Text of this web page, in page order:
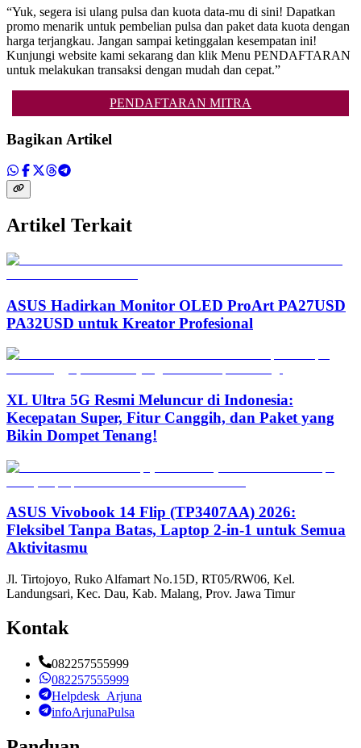
“Yuk, segera isi ulang pulsa dan kuota data-mu di sini! Dapatkan
promo menarik untuk pembelian pulsa dan paket data kuota dengan
harga terjangkau. Jangan sampai ketinggalan kesempatan ini!
Kunjungi website kami sekarang dan klik Menu PENDAFTARAN
untuk melakukan transaksi dengan mudah dan cepat.”
PENDAFTARAN MITRA
Bagikan Artikel
Artikel Terkait
ASUS Hadirkan Monitor OLED ProArt PA27USD
PA32USD untuk Kreator Profesional
XL Ultra 5G Resmi Meluncur di Indonesia:
Kecepatan Super, Fitur Canggih, dan Paket yang
Bikin Dompet Tenang!
ASUS Vivobook 14 Flip (TP3407AA) 2026:
Fleksibel Tanpa Batas, Laptop 2-in-1 untuk Semua
Aktivitasmu
Jl. Tirtojoyo, Ruko Alfamart No.15D, RT05/RW06, Kel.
Landungsari, Kec. Dau, Kab. Malang, Prov. Jawa Timur
Kontak
082257555999
082257555999
Helpdesk_Arjuna
infoArjunaPulsa